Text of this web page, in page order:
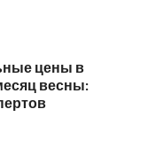
цены в
весны: